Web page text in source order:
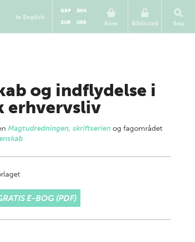
In English
Kurv
GBP
DKK
EUR
USD Bibliotek Søg
og indflydelse i
erhvervsliv
Magtudredningen, skriftserien og fagområdet
E-BOG (PDF)